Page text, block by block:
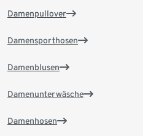
Damenpullover
Damensporthosen
Damenblusen
Damenunterwäsche
Damenhosen